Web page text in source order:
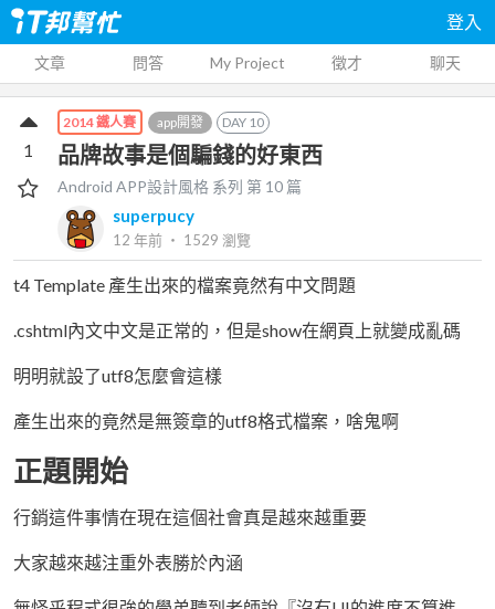
登入
文章 問答 My Project 徵才 聊天
2014 鐵人賽 app開發 DAY 10
品牌故事是個騙錢的好東西
Android APP設計風格 系列 第 10 篇
superpucy
12 年前 ‧ 1529 瀏覽
1
t4 Template 產生出來的檔案竟然有中文問題
.cshtml內文中文是正常的，但是show在網頁上就變成亂碼
明明就設了utf8怎麼會這樣
產生出來的竟然是無簽章的utf8格式檔案，啥鬼啊
正題開始
行銷這件事情在現在這個社會真是越來越重要
大家越來越注重外表勝於內涵